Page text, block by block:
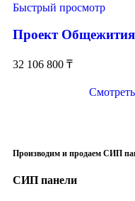
Быстрый просмотр
Проект
32 106 800 ₸
Производим и продаем СИП
СИП панели